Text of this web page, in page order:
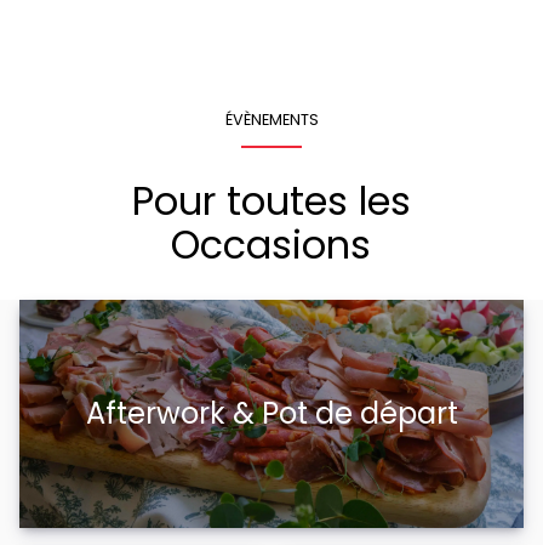
ÉVÈNEMENTS
Pour toutes les
Occasions
Afterwork & Pot de départ